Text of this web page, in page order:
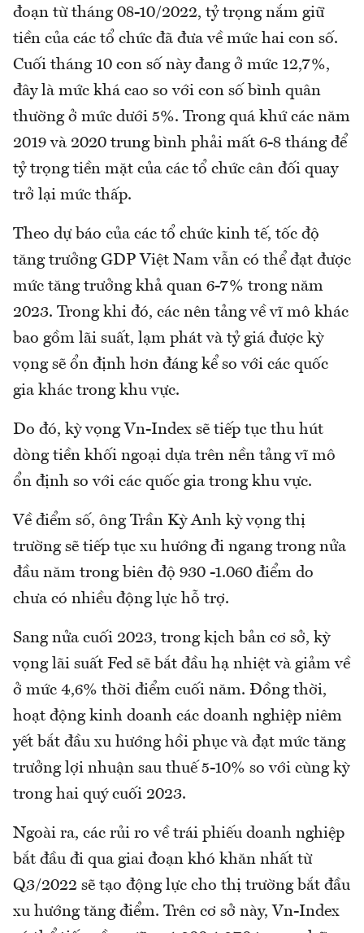
đoạn từ tháng 08-10/2022, tỷ trọng nắm giữ
tiền của các tổ chức đã đưa về mức hai con số.
Cuối tháng 10 con số này đang ở mức 12,7%,
đây là mức khá cao so với con số bình quân
thường ở mức dưới 5%. Trong quá khứ các năm
2019 và 2020 trung bình phải mất 6-8 tháng để
tỷ trọng tiền mặt của các tổ chức cân đối quay
trở lại mức thấp.
Theo dự báo của các tổ chức kinh tế, tốc độ
tăng trưởng GDP Việt Nam vẫn có thể đạt được
mức tăng trưởng khả quan 6-7% trong năm
2023. Trong khi đó, các nên tảng về vĩ mô khác
bao gồm lãi suất, lạm phát và tỷ giá được kỳ
vọng sẽ ổn định hơn đáng kể so với các quốc
gia khác trong khu vực.
Do đó, kỳ vọng Vn-Index sẽ tiếp tục thu hút
dòng tiền khối ngoại dựa trên nền tảng vĩ mô
ổn định so với các quốc gia trong khu vực.
Về điểm số, ông Trần Kỳ Anh kỳ vọng thị
trường sẽ tiếp tục xu hướng đi ngang trong nửa
đầu năm trong biên độ 930 -1.060 điểm do
chưa có nhiều động lực hỗ trợ.
Sang nửa cuối 2023, trong kịch bản cơ sở, kỳ
vọng lãi suất Fed sẽ bắt đầu hạ nhiệt và giảm về
ở mức 4,6% thời điểm cuối năm. Đồng thời,
hoạt động kinh doanh các doanh nghiệp niêm
yết bắt đầu xu hướng hồi phục và đạt mức tăng
trưởng lợi nhuận sau thuế 5-10% so với cùng kỳ
trong hai quý cuối 2023.
Ngoài ra, các rủi ro về trái phiếu doanh nghiệp
bắt đầu đi qua giai đoạn khó khăn nhất từ
Q3/2022 sẽ tạo động lực cho thị trường bắt đầu
xu hướng tăng điểm. Trên cơ sở này, Vn-Index